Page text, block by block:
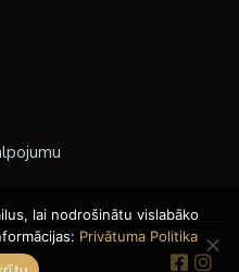
lai nodrošinātu vislabāko
Privātuma Politika